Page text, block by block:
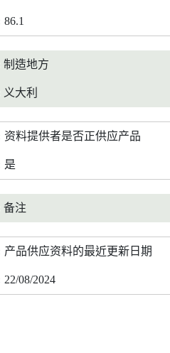
86.1
制造地方
义大利
资料提供者是否正供应产品
是
备注
产品供应资料的最近更新日期
22/08/2024